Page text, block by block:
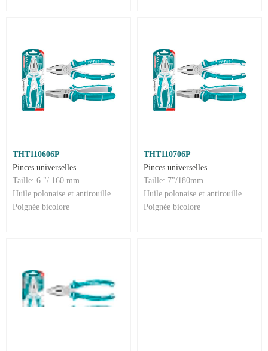
THT110606P
Pinces universelles
Taille: 6 "/ 160 mm
Huile polonaise et antirouille
Poignée bicolore
THT110706P
Pinces universelles
Taille: 7"/180mm
Huile polonaise et antirouille
Poignée bicolore